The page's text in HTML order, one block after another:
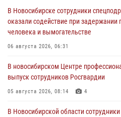
В Новосибирске сотрудники
оказали содействие при
человека и вымогательстве
06 августа 2026, 06:31
В новосибирском Центре
выпуск сотрудников Росгвардии
05 августа 2026, 08:14 4
В Новосибирской области